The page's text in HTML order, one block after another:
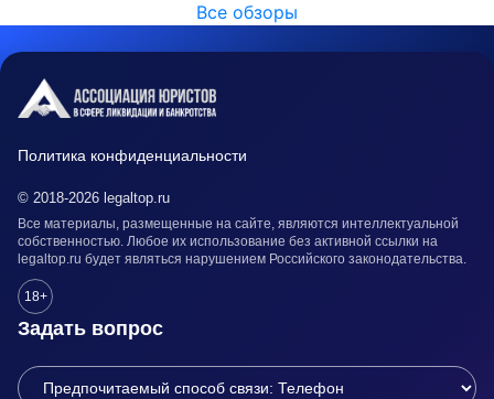
Все обзоры
Политика конфиденциальности
© 2018-2026 legaltop.ru
Все материалы, размещенные на сайте, являются интеллектуальной
собственностью. Любое их использование без активной ссылки на
legaltop.ru будет являться нарушением Российского законодательства.
18+
Задать вопрос